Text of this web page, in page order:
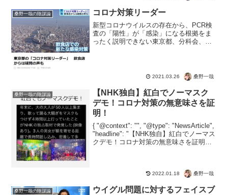
桑野一哉の陰謀論 コロナ対策リーダー
新型コロナウイルスの存在から、PCR検
査の「陽性」が「感染」になる根拠をま
ったく説明できない東京都、分科会、医
ロナ対策リーダー」。ぶ...
2021.03.26 桑野一哉
桑野一哉の陰謀論
【NHK独自】紅白でノーマスク
デモ！コロナ対策の無意味さを証
明！
{ "@context": "", "@type": "NewsArticle",
"headline": "【NHK独自】紅白でノーマス
クデモ！コロナ対策の無意味さを証明！",
2022.01.18 桑野一哉
桑野一哉の陰謀論
ウイグル問題に対するフェイスブ